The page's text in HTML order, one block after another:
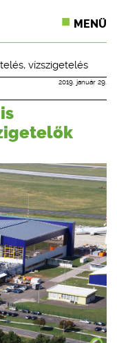
MENÜ
, vízszigetelés
2019. január 29.